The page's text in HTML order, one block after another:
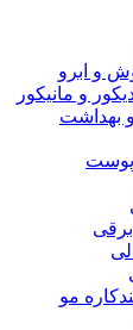
و ابرو
و مانیکور
بهداشت
پوست
مو